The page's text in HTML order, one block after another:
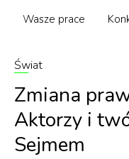
Wasze prace
Świat
Zmiana
Aktorzy i
Sejmem